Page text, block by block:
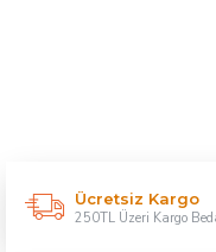
Ücretsiz Kargo
250TL Üzeri Kargo